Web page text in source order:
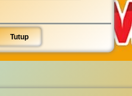
Tutup